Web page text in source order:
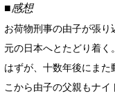
■感想
お荷物刑事の由子が張
元の日本へとたどり着
はずが、十数年後にま
こから由子の父親もナイ